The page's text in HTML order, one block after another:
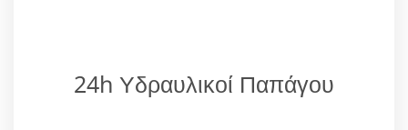
24h Υδραυλικοί Παπάγου